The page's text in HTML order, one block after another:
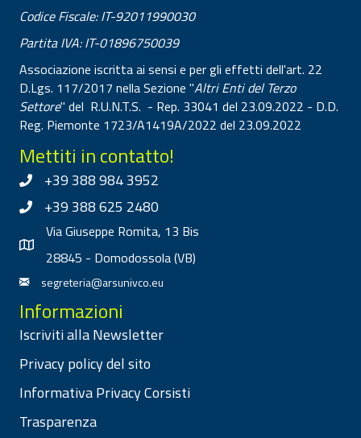
Codice Fiscale: IT-92011990030
Partita IVA: IT-01896750039
Associazione iscritta ai sensi e per gli effetti dell'art. 22
D.Lgs. 117/2017 nella Sezione "Altri Enti del Terzo
Settore" del R.U.N.T.S. - Rep. 33041 del 23.09.2022 - D.D.
Reg. Piemonte 1723/A1419A/2022 del 23.09.2022
Mettiti in contatto!
+39 388 984 3952
+39 388 625 2480
Via Giuseppe Romita, 13 Bis
28845 - Domodossola (VB)
segreteria@arsunivco.eu
Informazioni
Iscriviti alla Newsletter
Privacy policy del sito
Informativa Privacy Corsisti
Trasparenza